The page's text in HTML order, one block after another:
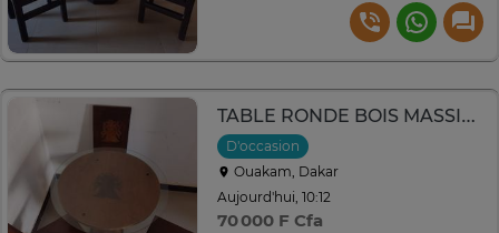
TABLE RONDE BOIS MASSIF - x3 CHAISES
D'occasion
Ouakam, Dakar
Aujourd'hui, 10:12
70 000 F Cfa